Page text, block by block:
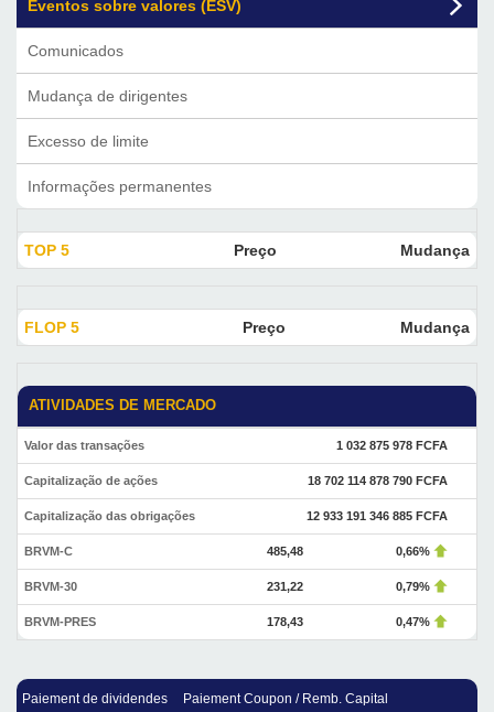
Eventos sobre valores (ESV)
Comunicados
Mudança de dirigentes
Excesso de limite
Informações permanentes
TOP 5 Preço Mudança
FLOP 5 Preço Mudança
ATIVIDADES DE MERCADO
Valor das transações 1 032 875 978 FCFA
Capitalização de ações 18 702 114 878 790 FCFA
Capitalização das obrigações 12 933 191 346 885 FCFA
BRVM-C 485,48 0,66%
BRVM-30 231,22 0,79%
BRVM-PRES 178,43 0,47%
Paiement de dividendes Paiement Coupon / Remb. Capital